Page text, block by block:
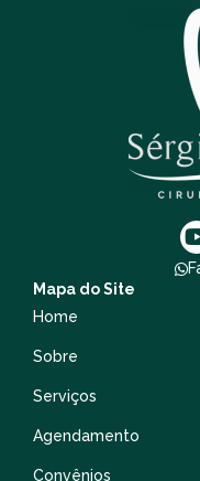
Mapa do Site
Home
Sobre
Serviços
Agendamento
Convênios